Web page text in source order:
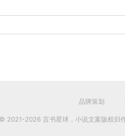
品牌策划
2021-2026 言书星球，小说文案版权归